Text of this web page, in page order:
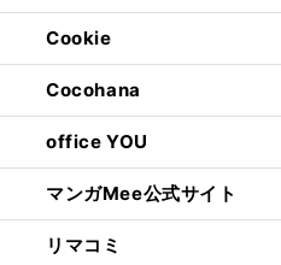
Cookie
Cocohana
office YOU
マンガMee公式サイト
リマコミ